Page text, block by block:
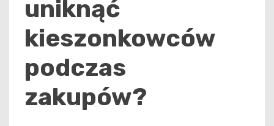
uniknąć
kieszonkowców
podczas
zakupów?